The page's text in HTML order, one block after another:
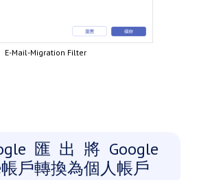
E-Mail-Migration Filter
匯出將Google
帳戶轉換為個人帳戶